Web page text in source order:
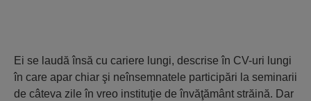
Ei se laudă însă cu cariere lungi, descrise în CV-uri lungi
în care apar chiar şi neînsemnatele participări la seminarii
de câteva zile în vreo instituţie de învăţământ străină. Dar